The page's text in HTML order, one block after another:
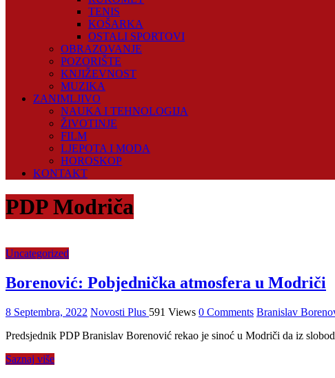
TENIS
KOŠARKA
OSTALI SPORTOVI
OBRAZOVANJE
POZORIŠTE
KNJIŽEVNOST
MUZIKA
ZANIMLJIVO
NAUKA I TEHNOLOGIJA
ŽIVOTINJE
FILM
LJEPOTA I MODA
HOROSKOP
KONTAKT
PDP Modriča
Uncategorized
Borenović: Pobjednička atmosfera u Modriči
8 Septembra, 2022 Novosti Plus 591 Views 0 Comments Branislav
Predsjednik PDP Branislav Borenović rekao je sinoć u Modriči da iz
Saznaj više